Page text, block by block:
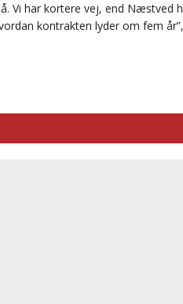
Vi har kortere vej, end Næstved
kontrakten lyder om fem år”,